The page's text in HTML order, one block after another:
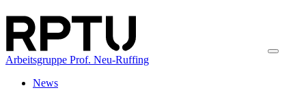
Arbeitsgruppe Prof. Neu-Ruffing
News